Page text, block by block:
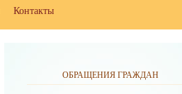
ОБРАЩЕНИЯ ГРАЖДАН
Контакты